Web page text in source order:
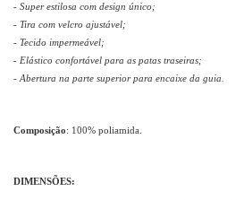
- Super estilosa com design único;
- Tira com velcro ajustável;
- Tecido impermeável;
- Elástico confortável para as patas traseiras;
- Abertura na parte superior para encaixe da guia.
Composição: 100% poliamida.
DIMENSÕES: